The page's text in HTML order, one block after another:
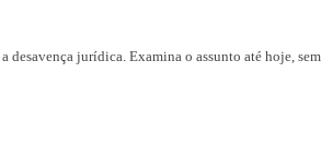
desavença jurídica. Examina o assunto até hoje,